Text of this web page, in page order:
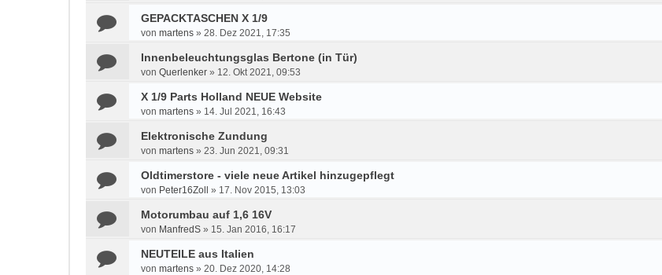
GEPACKTASCHEN X 1/9
von martens » 28. Dez 2021, 17:35
Innenbeleuchtungsglas Bertone (in Tür)
von Querlenker » 12. Okt 2021, 09:53
X 1/9 Parts Holland NEUE Website
von martens » 14. Jul 2021, 16:43
Elektronische Zundung
von martens » 23. Jun 2021, 09:31
Oldtimerstore - viele neue Artikel hinzugepflegt
von Peter16Zoll » 17. Nov 2015, 13:03
Motorumbau auf 1,6 16V
von ManfredS » 15. Jan 2016, 16:17
NEUTEILE aus Italien
von martens » 20. Dez 2020, 14:28